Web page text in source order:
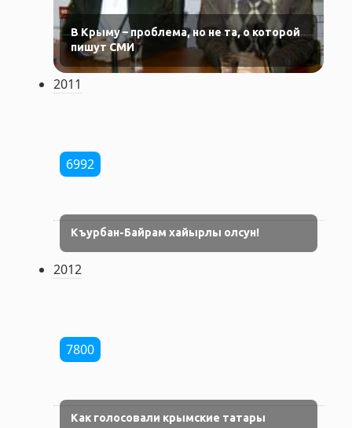
В Крыму – проблема, но не та, о которой
пишут СМИ
2011
6992
Къурбан-Байрам хайырлы олсун!
2012
7800
Как голосовали крымские татары